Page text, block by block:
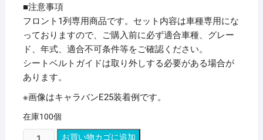
■注意事項
フロント1列専用商品です。セット内容は車種専用にな
っておりますので、ご購入前に必ず適合車種、グレー
ド、年式、適合不可条件等をご確認ください。
シートベルトガイドは取り外しする必要がある場合が
あります。
※画像はキャラバンE25装着例です。
在庫100個
(Azur)
お買い物カゴに追加